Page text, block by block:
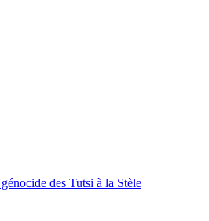
des Tutsi à la Stèle